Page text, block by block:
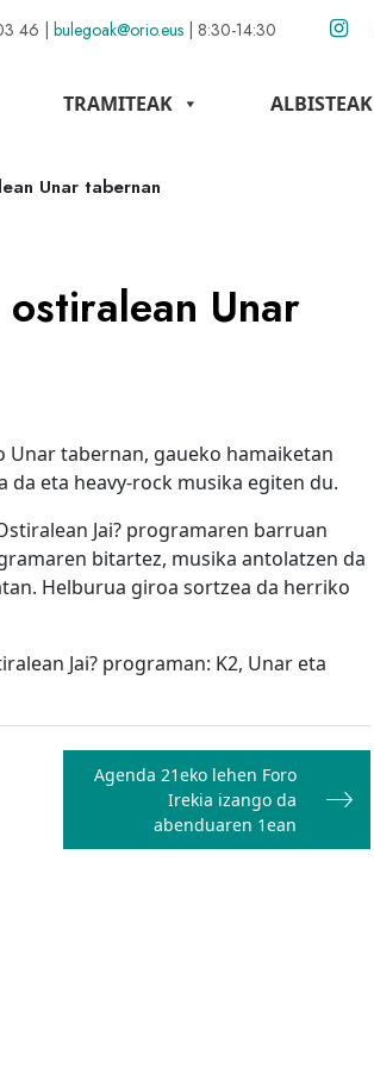
46 | bulegoak@orio.eus | 8:30-14:30
TRAMITEAK ALBISTEAK
Unar tabernan
Unar
Unar tabernan, gaueko hamaiketan
da eta heavy-rock musika egiten du.
Jai? programaren barruan
bitartez, musika antolatzen da
Helburua giroa sortzea da herriko
Jai? programan: K2, Unar eta
Agenda 21eko lehen Foro
Irekia izango da
abenduaren 1ean